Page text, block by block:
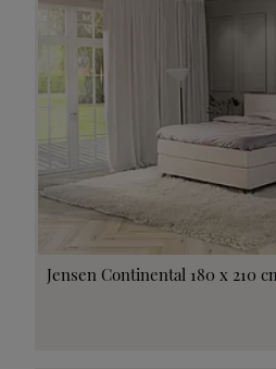
Jensen Continental 180 x 210